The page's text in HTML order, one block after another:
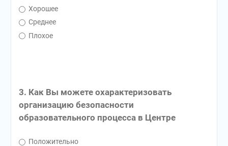
Хорошее
Среднее
Плохое
3. Как Вы можете охарактеризовать
организацию безопасности
образовательного процесса в Центре
Положительно